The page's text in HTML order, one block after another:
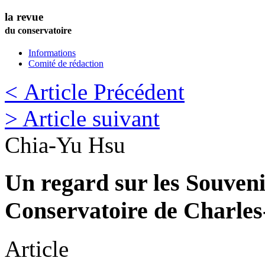
la revue
du conservatoire
Informations
Comité de rédaction
< Article Précédent
> Article suivant
Chia-Yu Hsu
Un regard sur les
Conservatoire de
Article